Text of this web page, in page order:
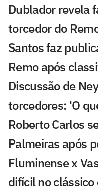
Dublador revela
torcedor do
Santos faz
Remo após
Discussão de
torcedores: 'O
Roberto Carlos
Palmeiras após
Fluminense x
difícil no clássico